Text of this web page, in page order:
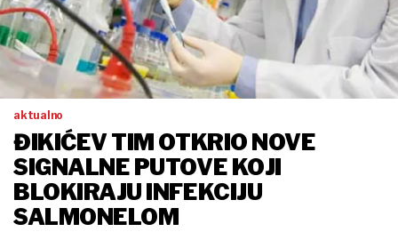
aktualno
ĐIKIĆEV TIM OTKRIO NOVE
SIGNALNE PUTOVE KOJI
BLOKIRAJU INFEKCIJU
SALMONELOM